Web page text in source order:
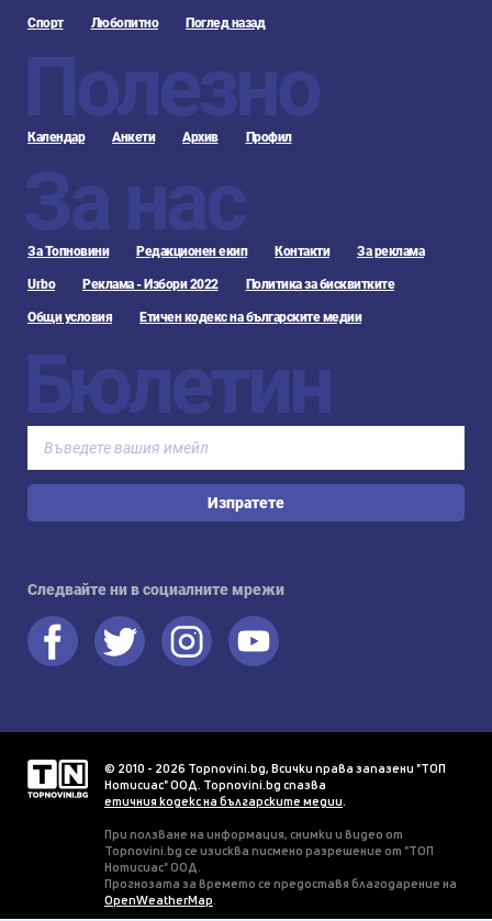
Спорт Любопитно Поглед назад
Полезно
Календар Анкети Архив Профил
За нас
За Топновини Редакционен екип Контакти За реклама
Urbo Реклама - Избори 2022 Политика за бисквитките
Общи условия Етичен кодекс на българските медии
Бюлетин
Изпратете
Следвайте ни в социалните мрежи
© 2010 - 2026 Topnovini.bg, Всички права запазени "ТОП
Нотисиас" ООД. Topnovini.bg спазва
етичния кодекс на българските медии.
При ползване на информация, снимки и видео от
Topnovini.bg се изисква писмено разрешение от "ТОП
Нотисиас" ООД.
Прогнозата за времето се предоставя благодарение на
OpenWeatherMap.